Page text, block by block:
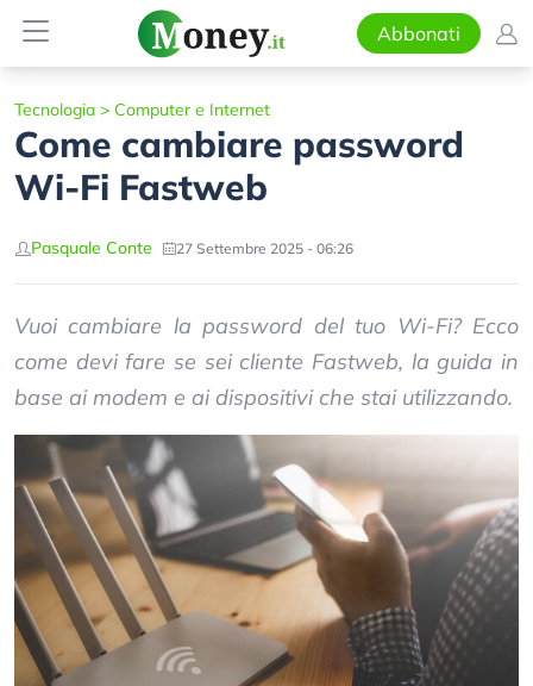
Abbonati
Tecnologia > Computer e Internet
Come cambiare password
Wi-Fi Fastweb
Pasquale Conte 27 Settembre 2025 - 06:26
Vuoi cambiare la password del tuo Wi-Fi? Ecco
come devi fare se sei cliente Fastweb, la guida in
base ai modem e ai dispositivi che stai utilizzando.